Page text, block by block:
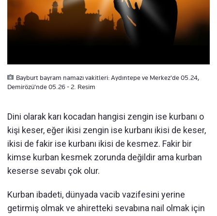
Bayburt bayram namazı vakitleri: Aydıntepe ve Merkez'de 05.24,
Demirözü'nde 05.26 - 2. Resim
Dini olarak karı kocadan hangisi zengin ise kurbanı o
kişi keser, eğer ikisi zengin ise kurbanı ikisi de keser,
ikisi de fakir ise kurbanı ikisi de kesmez. Fakir bir
kimse kurban kesmek zorunda değildir ama kurban
keserse sevabı çok olur.
Kurban ibadeti, dünyada vacib vazifesini yerine
getirmiş olmak ve ahiretteki sevabına nail olmak için